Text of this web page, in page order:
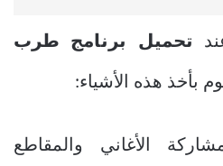
تحميل برنامج طرب
بأخذ هذه الأشياء:
الأغاني والمقاطع